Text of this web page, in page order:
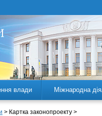
влади Міжнародна
> Картка законопроекту >